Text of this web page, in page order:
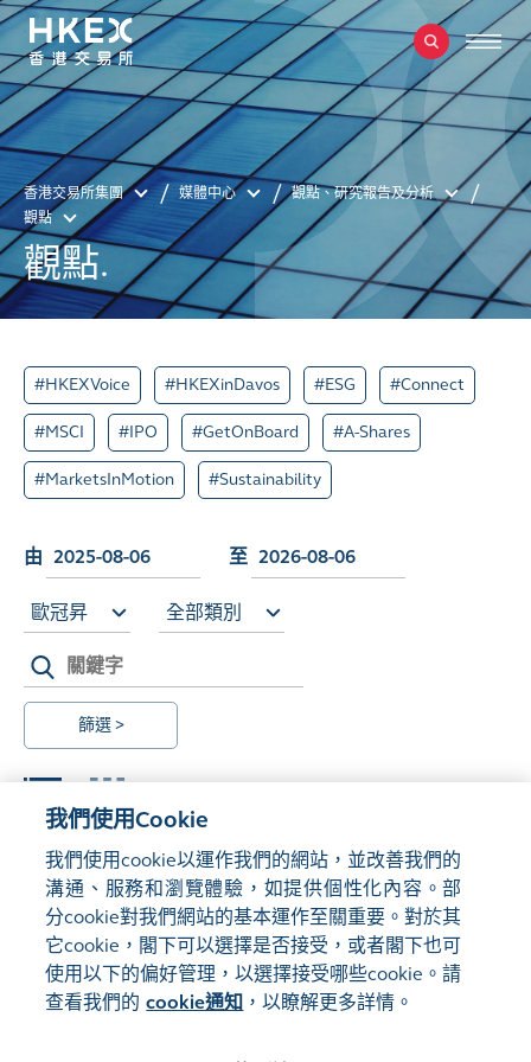
香港交易所集團 媒體中心
觀點、研究報告及分析
觀點
觀點.
#HKEXVoice #HKEXinDavos #ESG #Connect
#MSCI #IPO #GetOnBoard #A-Shares
#MarketsInMotion #Sustainability
由 至
歐冠昇 全部類別
篩選 >
Load More
管理偏好
我們使用Cookie
我們使用cookie以運作我們的網站，並改善我們的
溝通、服務和瀏覽體驗，如提供個性化內容。部
分cookie對我們網站的基本運作至關重要。對於其
它cookie，閣下可以選擇是否接受，或者閣下也可
使用以下的偏好管理，以選擇接受哪些cookie。請
查看我們的 cookie通知 ，以瞭解更多詳情。